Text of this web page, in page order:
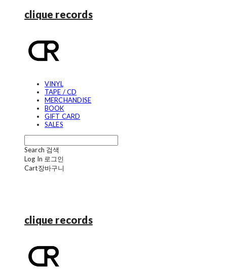
clique records
VINYL
TAPE / CD
MERCHANDISE
BOOK
GIFT CARD
SALES
Search 검색
Log In 로그인
Cart장바구니
clique records